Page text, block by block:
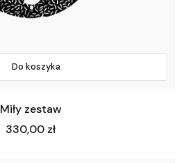
Do koszyka
Miły zestaw
Cena
330,00 zł